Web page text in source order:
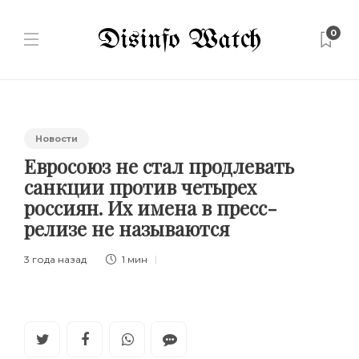
0
Новости
Евросоюз не стал продлевать
санкции против четырех
россиян. Их имена в пресс-
релизе не называются
3 года назад 1 мин